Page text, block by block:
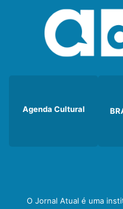
Agenda Cultural
O Jornal Atual é uma